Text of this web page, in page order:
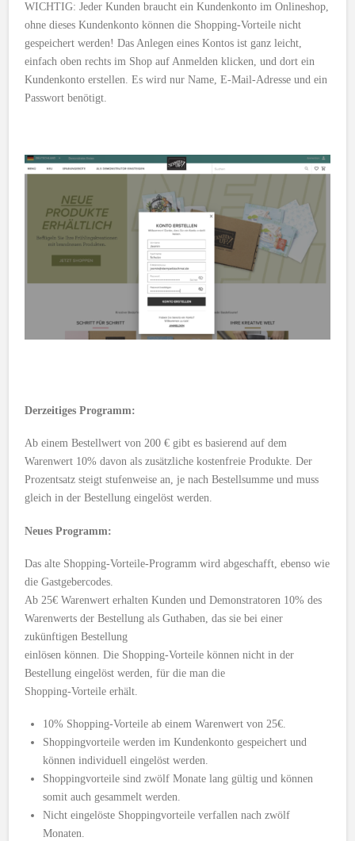
WICHTIG: Jeder Kunden braucht ein Kundenkonto im Onlineshop,
ohne dieses Kundenkonto können die Shopping-Vorteile nicht
gespeichert werden! Das Anlegen eines Kontos ist ganz leicht,
einfach oben rechts im Shop auf Anmelden klicken, und dort ein
Kundenkonto erstellen. Es wird nur Name, E-Mail-Adresse und ein
Passwort benötigt.
Derzeitiges Programm:
Ab einem Bestellwert von 200 € gibt es basierend auf dem
Warenwert 10% davon als zusätzliche kostenfreie Produkte. Der
Prozentsatz steigt stufenweise an, je nach Bestellsumme und muss
gleich in der Bestellung eingelöst werden.
Neues Programm:
Das alte Shopping-Vorteile-Programm wird abgeschafft, ebenso wie
die Gastgebercodes.
Ab 25€ Warenwert erhalten Kunden und Demonstratoren 10% des
Warenwerts der Bestellung als Guthaben, das sie bei einer
zukünftigen Bestellung
einlösen können. Die Shopping-Vorteile können nicht in der
Bestellung eingelöst werden, für die man die
Shopping-Vorteile erhält.
10% Shopping-Vorteile ab einem Warenwert von 25€.
Shoppingvorteile werden im Kundenkonto gespeichert und
können individuell eingelöst werden.
Shoppingvorteile sind zwölf Monate lang gültig und können
somit auch gesammelt werden.
Nicht eingelöste Shoppingvorteile verfallen nach zwölf
Monaten.